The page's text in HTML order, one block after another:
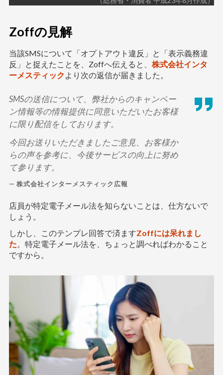
Zoffの見解
当該SMSについて「オプトアウト違反」と「表示義務違
反」と捉えたことを、Zoffへ伝えると、 株式会社インタ
ーメスティック より次の返信が届きました。
SMSの送信について、弊社からのキャンペー
ン情報等の情報提供に同意いただいたお客様
に限り配信をしております。
今回お送りいただきましたご意見、お客様か
らの声を参考に、今後サービスの向上に努め
て参ります。
株式会社インターメスティック広報
店員が特定電子メール法を知らないことは、仕方ないで
しょう。
しかし、このテンプレ回答で済ますZoffには呆れまし
た。特定電子メール法を、ちょっと調べればわかること
ですから。